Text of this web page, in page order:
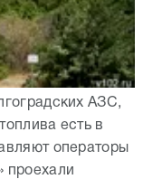
АЗС,
есть в
операторы
проехали